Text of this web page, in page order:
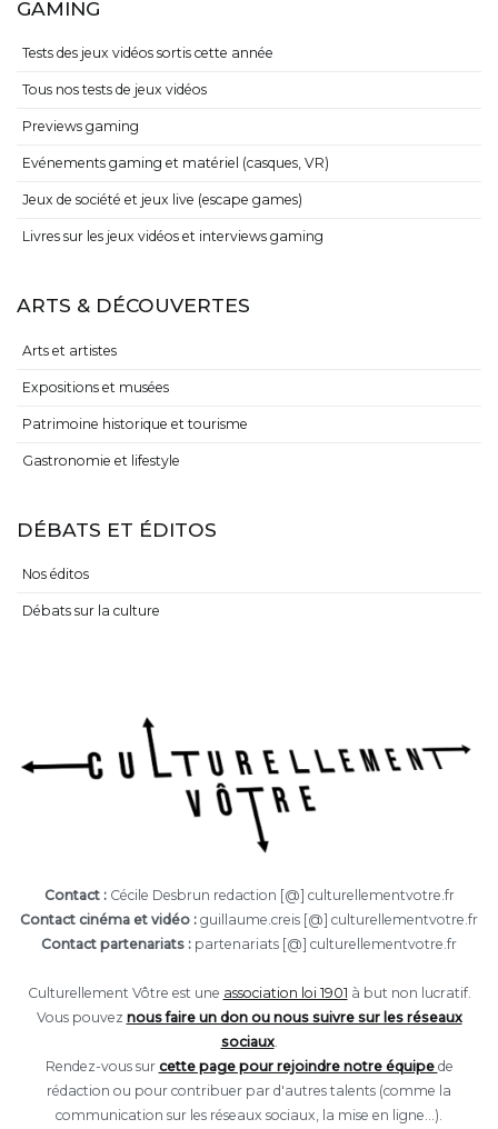
GAMING
Tests des jeux vidéos sortis cette année
Tous nos tests de jeux vidéos
Previews gaming
Evénements gaming et matériel (casques, VR)
Jeux de société et jeux live (escape games)
Livres sur les jeux vidéos et interviews gaming
ARTS & DÉCOUVERTES
Arts et artistes
Expositions et musées
Patrimoine historique et tourisme
Gastronomie et lifestyle
DÉBATS ET ÉDITOS
Nos éditos
Débats sur la culture
Contact :Cécile Desbrun redaction [@] culturellementvotre.fr
Contact cinéma et vidéo : guillaume.creis [@] culturellementvotre.fr
Contact partenariats : partenariats [@] culturellementvotre.fr
Culturellement Vôtre est une association loi 1901 à but non lucratif.
Vous pouvez nous faire un don ou nous suivre sur les réseaux
sociaux.
Rendez-vous sur cette page pour rejoindre notre équipe de
rédaction ou pour contribuer par d'autres talents (comme la
communication sur les réseaux sociaux, la mise en ligne...).